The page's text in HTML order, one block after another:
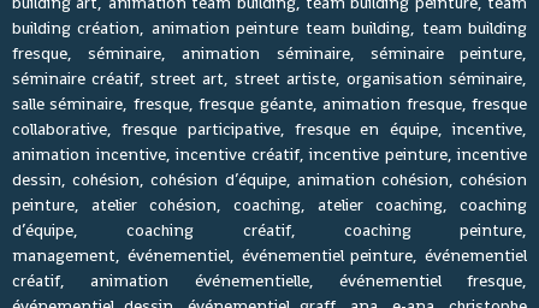
building création, animation peinture team building, team building
fresque, séminaire, animation séminaire, séminaire peinture,
séminaire créatif, street art, street artiste, organisation séminaire,
salle séminaire, fresque, fresque géante, animation fresque, fresque
collaborative, fresque participative, fresque en équipe, incentive,
animation incentive, incentive créatif, incentive peinture, incentive
dessin, cohésion, cohésion d’équipe, animation cohésion, cohésion
peinture, atelier cohésion, coaching, atelier coaching, coaching
d’équipe, coaching créatif, coaching peinture,
management, événementiel, événementiel peinture, événementiel
créatif, animation événementielle, événementiel fresque,